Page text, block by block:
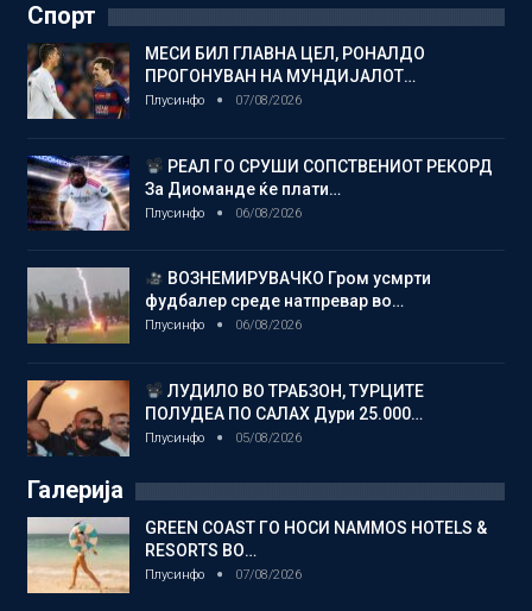
Спорт
МЕСИ БИЛ ГЛАВНА ЦЕЛ, РОНАЛДО
ПРОГОНУВАН НА МУНДИЈАЛОТ…
Плусинфо 07/08/2026
РЕАЛ ГО СРУШИ СОПСТВЕНИОТ РЕКОРД
За Диоманде ќе плати…
Плусинфо 06/08/2026
ВОЗНЕМИРУВАЧКО Гром усмрти
фудбалер среде натпревар во…
Плусинфо 06/08/2026
ЛУДИЛО ВО ТРАБЗОН, ТУРЦИТЕ
ПОЛУДЕА ПО САЛАХ Дури 25.000…
Плусинфо 05/08/2026
Галерија
GREEN COAST ГО НОСИ NAMMOS HOTELS &
RESORTS ВО…
Плусинфо 07/08/2026